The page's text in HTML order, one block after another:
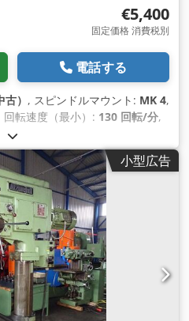
€5,400
固定価格 消費税別
電話する
） , スピンドルマウント: MK 4,
回転速度（最小）: 130 回転/分,
小型広告